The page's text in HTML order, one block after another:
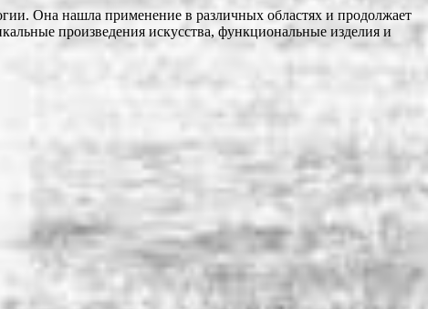
Она нашла применение в различных областях и продолжает
произведения искусства, функциональные изделия и